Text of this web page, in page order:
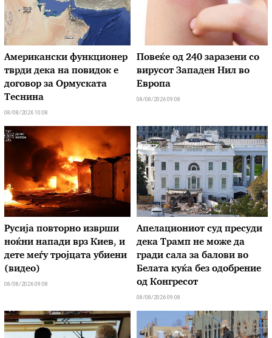
Американски функционер
тврди дека на повидок е
договор за Ормуската
Теснина
08/08/2026 10:08
Повеќе од 240 заразени со
вирусот Западен Нил во
Европа
08/08/2026 09:08
Русија повторно изврши
ноќни напади врз Киев, и
дете меѓу тројцата убиени
(видео)
08/08/2026 09:08
Апелациониот суд пресуди
дека Трамп не може да
гради сала за балови во
Белата куќа без одобрение
од Конгресот
08/08/2026 09:08